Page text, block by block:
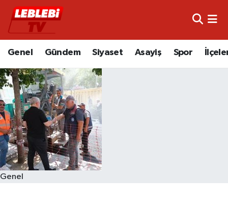
Genel Gündem Siyaset Asayiş Spor
Genel
Hava Durumu
Trafik Durumu
Süper Lig Puan Durumu ve Fikstür
Tüm Manşetler
Son Dakika Haberleri